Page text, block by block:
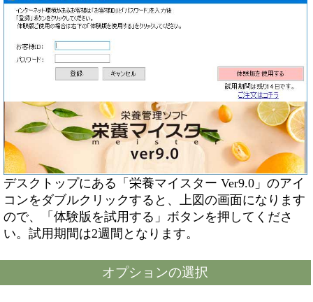
デスクトップにある「栄養マイスター Ver9.0」のアイ
コンをダブルクリックすると、上図の画面になります
ので、「体験版を試用する」ボタンを押してくださ
い。試用期間は2週間となります。
オプションの選択